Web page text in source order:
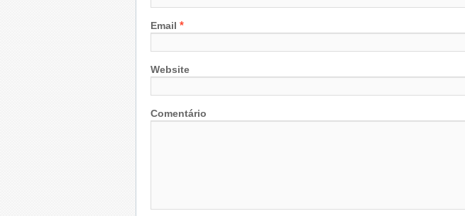
Email *
Website
Comentário